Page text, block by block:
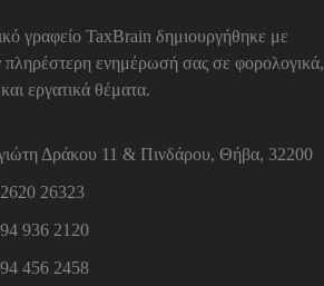
γραφείο TaxBrain δημιουργήθηκε με
πληρέστερη ενημέρωσή σας σε φορολογικά,
εργατικά θέματα.
Δράκου 11 & Πινδάρου, Θήβα, 32200
26323
936 2120
456 2458